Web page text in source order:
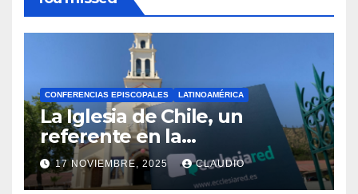
CONFERENCIAS EPISCOPALES LATINOAMÉRICA
La Iglesia de Chile, un
referente en la
transformación digital
gracias a Ecclesiared
17 NOVIEMBRE, 2025 CLAUDIO
N